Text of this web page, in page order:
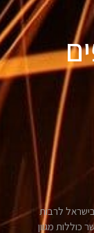
בישראל לרבות
כוללות מגוון